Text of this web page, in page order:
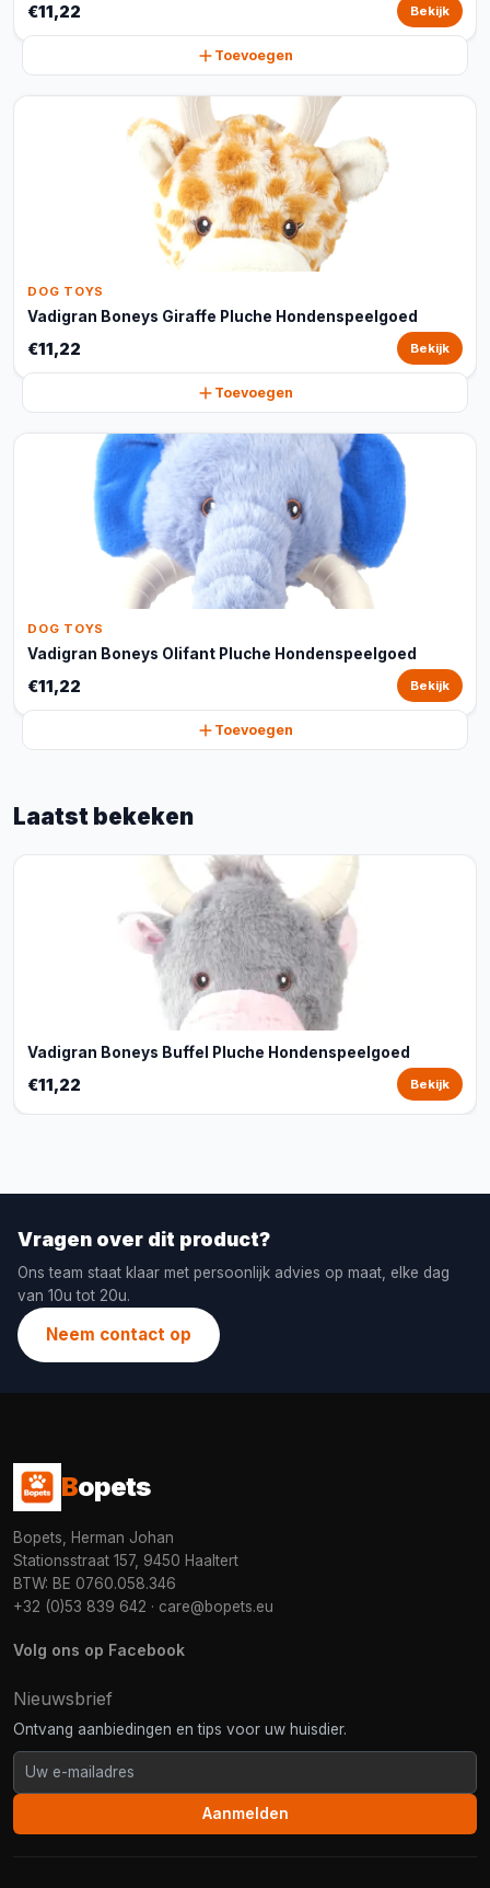
€11,22 Bekijk
Toevoegen
DOG TOYS
Vadigran Boneys Giraffe Pluche Hondenspeelgoed
€11,22 Bekijk
Toevoegen
DOG TOYS
Vadigran Boneys Olifant Pluche Hondenspeelgoed
€11,22 Bekijk
Toevoegen
Laatst bekeken
Vadigran Boneys Buffel Pluche Hondenspeelgoed
€11,22 Bekijk
Vragen over dit product?
Ons team staat klaar met persoonlijk advies op maat, elke dag
van 10u tot 20u.
Neem contact op
Bopets
Bopets, Herman Johan
Stationsstraat 157, 9450 Haaltert
BTW: BE 0760.058.346
+32 (0)53 839 642 · care@bopets.eu
Volg ons op Facebook
Nieuwsbrief
Ontvang aanbiedingen en tips voor uw huisdier.
Aanmelden